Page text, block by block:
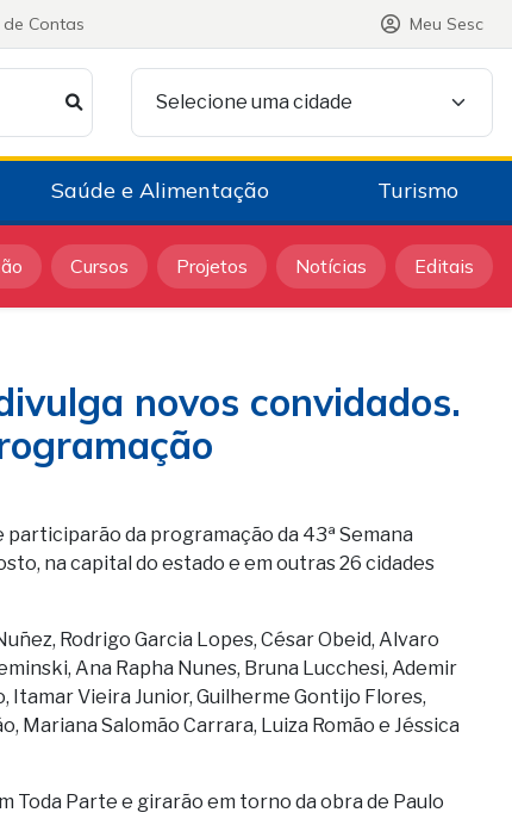
Contas Meu Sesc
Selecione uma cidade
Saúde e Alimentação Turismo
Cursos Projetos Notícias Editais
novos convidados.
participarão da programação da 43ª Semana
na capital do estado e em outras 26 cidades
Rodrigo Garcia Lopes, César Obeid, Alvaro
Ana Rapha Nunes, Bruna Lucchesi, Ademir
Itamar Vieira Junior, Guilherme Gontijo Flores,
Mariana Salomão Carrara, Luiza Romão e Jéssica
Toda Parte e girarão em torno da obra de Paulo